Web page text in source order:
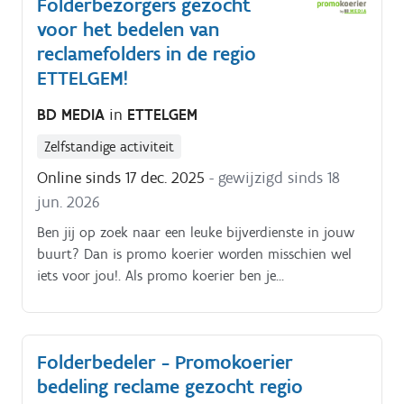
voet, bromfiets, … ) De folderpakketten moeten
tussen zondagochtend en dinsdagavond in de
brievenbussen belanden Je kiest binnen die
tijdspanne zelf wanneer je de pakketten rondbrengt
eigen beschikbaarheid De opdracht is in zelfstandig
wordt tijdens een gesprek in het dichtstbijzijnde
kantoor of via een videocall gegeven.
Folderbezorgers gezocht
voor het bedelen van
reclamefolders in de regio
ETTELGEM!
BD MEDIA in ETTELGEM
Zelfstandige activiteit
Online sinds 17 dec. 2025 - gewijzigd sinds 18
jun. 2026
Ben jij op zoek naar een leuke bijverdienste in jouw
buurt? Dan is promo koerier worden misschien wel
iets voor jou!. Als promo koerier ben je
wekelijkse folderpakket in de door jou gekozen buurt
Je kiest daarbij zelf hoe je dat doet (met de fiets, te
voet, bromfiets, … ) De folderpakketten moeten
tussen zondagochtend en dinsdagavond in de
Folderbedeler - Promokoerier
bedeling reclame gezocht regio